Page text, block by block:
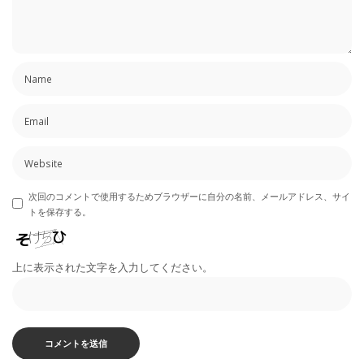
次回のコメントで使用するためブラウザーに自分の名前、メールアドレス、サイ
トを保存する。
上に表示された文字を入力してください。